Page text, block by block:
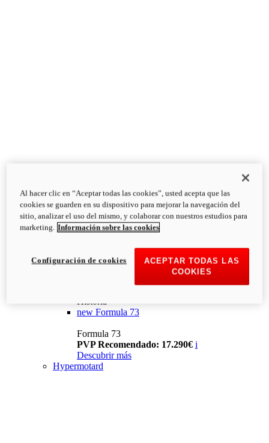
Historia
new Formula 73
Formula 73
PVP Recomendado: 17.290€ i
Descubrir más
Hypermotard
Al hacer clic en “Aceptar todas las cookies”, usted acepta que las
cookies se guarden en su dispositivo para mejorar la navegación del
sitio, analizar el uso del mismo, y colaborar con nuestros estudios para
marketing. Información sobre las cookies
ACEPTAR TODAS LAS
COOKIES
Configuración de cookies